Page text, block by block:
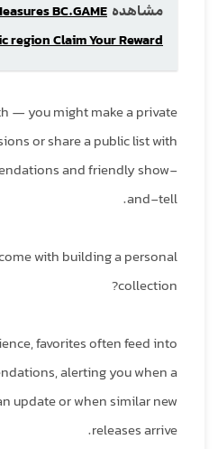
مشاهده BC.GAME
region Claim Your Reward
— you might make a private
or share a public list with
and friendly show-
and-tell.
with building a personal
collection?
favorites often feed into
alerting you when a
update or when similar new
releases arrive.